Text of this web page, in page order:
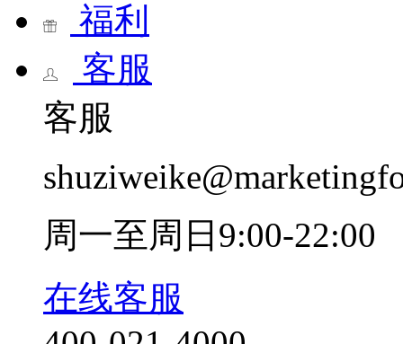
福利
客服
客服
周一至周日9:00-22:00
在线客服